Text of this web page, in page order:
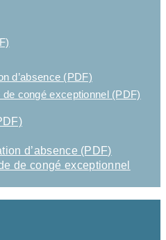
d’absence (PDF)
congé exceptionnel (PDF)
d’absence (PDF)
de congé exceptionnel